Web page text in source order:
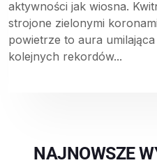
aktywności jak wiosna.
strojone zielonymi
powietrze to aura
kolejnych rekordów...
NAJNOWSZE